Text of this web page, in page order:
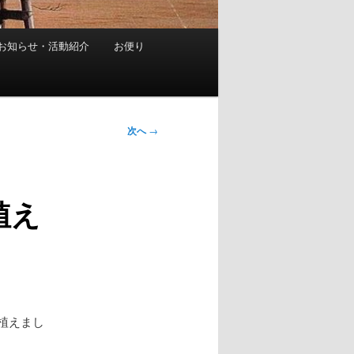
知らせ・活動紹介 お便り
次へ→
えまし